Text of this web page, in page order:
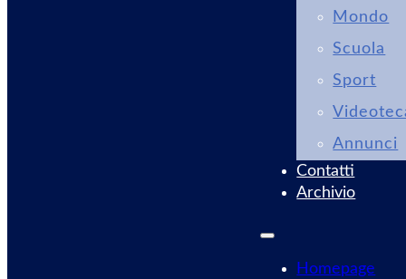
Mondo
Scuola
Sport
Annunci
Contatti
Archivio
Homepage